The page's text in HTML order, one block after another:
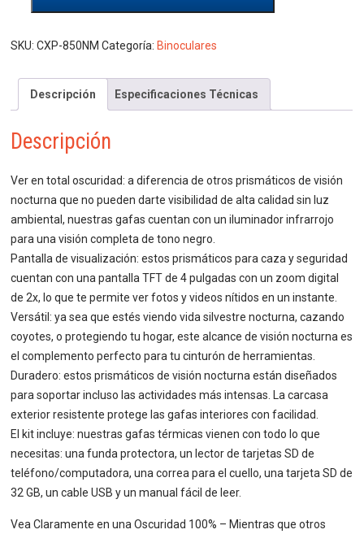
PRO
SKU:CXP-850NM Categoría: Binoculares
Descripción Especificaciones Técnicas
Descripción
Ver en total oscuridad: a diferencia de otros prismáticos de visión
nocturna que no pueden darte visibilidad de alta calidad sin luz
ambiental, nuestras gafas cuentan con un iluminador infrarrojo
para una visión completa de tono negro.
Pantalla de visualización: estos prismáticos para caza y seguridad
cuentan con una pantalla TFT de 4 pulgadas con un zoom digital
de 2x, lo que te permite ver fotos y videos nítidos en un instante.
Versátil: ya sea que estés viendo vida silvestre nocturna, cazando
coyotes, o protegiendo tu hogar, este alcance de visión nocturna es
el complemento perfecto para tu cinturón de herramientas.
Duradero: estos prismáticos de visión nocturna están diseñados
para soportar incluso las actividades más intensas. La carcasa
exterior resistente protege las gafas interiores con facilidad.
El kit incluye: nuestras gafas térmicas vienen con todo lo que
necesitas: una funda protectora, un lector de tarjetas SD de
teléfono/computadora, una correa para el cuello, una tarjeta SD de
32 GB, un cable USB y un manual fácil de leer.
Vea Claramente en una Oscuridad 100% – Mientras que otros